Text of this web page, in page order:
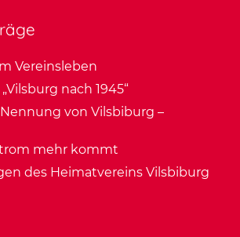
Vereinsleben
nach 1945“
von Vilsbiburg –
mehr kommt
des Heimatvereins Vilsbiburg